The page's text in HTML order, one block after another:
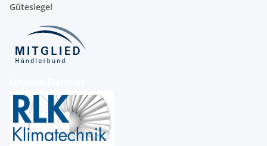
Gütesiegel